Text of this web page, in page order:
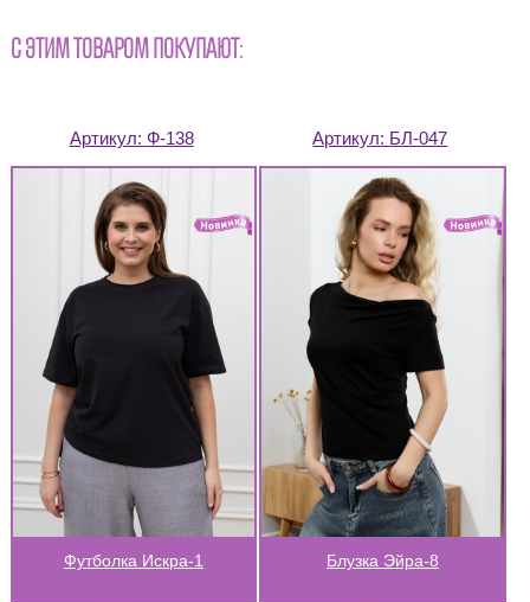
С ЭТИМ ТОВАРОМ ПОКУПАЮТ:
Артикул: Ф-138
Футболка Искра-1
Артикул: БЛ-047
Блузка Эйра-8